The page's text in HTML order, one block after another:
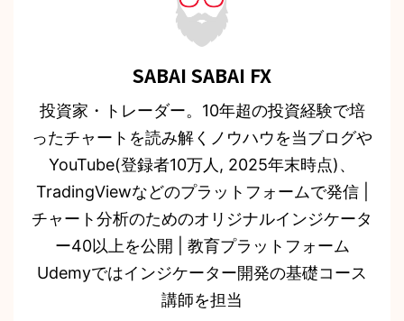
SABAI SABAI FX
投資家・トレーダー。10年超の投資経験で培
ったチャートを読み解くノウハウを当ブログや
YouTube(登録者10万人, 2025年末時点)、
TradingViewなどのプラットフォームで発信 |
チャート分析のためのオリジナルインジケータ
ー40以上を公開 | 教育プラットフォーム
Udemyではインジケーター開発の基礎コース
講師を担当